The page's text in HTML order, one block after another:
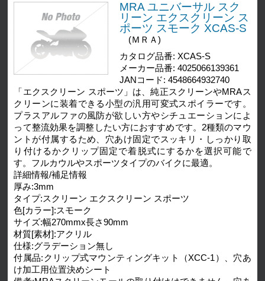
MRA ユニバーサル スク
リーン エクスクリーン ス
ポーツ スモーク XCAS-S
(ＭＲＡ)
カタログ品番: XCAS-S
メーカー品番: 4025066139361
JANコード: 4548664932740
「エクスクリーン スポーツ」は、純正スクリーンやMRAス
クリーンに装着できる小型の汎用可変式スポイラーです。
プラスアルファの風防が欲しい方やシチュエーションによ
って整流効果を調整したい方におすすめです。2種類のマウ
ントが付属するため、穴あけ固定でスッキリ・しっかり取
り付けるかクリップ固定で着脱式にするかを選択可能で
す。フルカウルやスポーツタイプのバイクに最適。
詳細情報/補足情報
厚み:3mm
タイプ:スクリーン エクスクリーン スポーツ
色[カラー]:スモーク
サイズ:幅270mmx長さ90mm
材質[素材]:アクリル
仕様:グラデーション無し
付属品:クリップ式マウンティングキット（XCC-1）、穴あ
け加工用位置決めシート